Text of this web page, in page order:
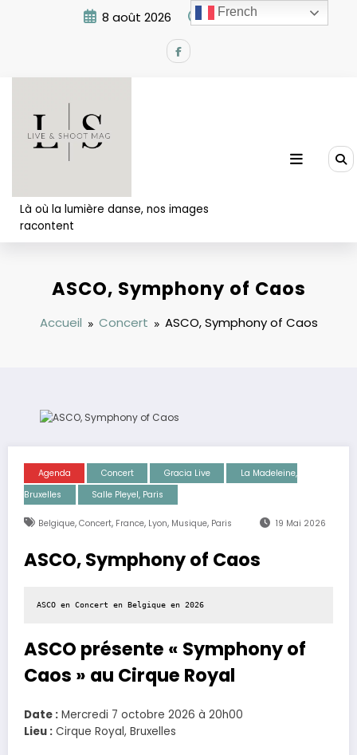
8 août 2026 3:54:06 PM
Là où la lumière danse, nos images
racontent
ASCO, Symphony of Caos
Accueil Concert ASCO, Symphony of Caos
Agenda Concert Gracia Live
La Madeleine,
Bruxelles
Salle Pleyel, Paris
Belgique, Concert, France, Lyon, Musique, Paris 19 Mai 2026
ASCO, Symphony of Caos
ASCO en Concert en Belgique en 2026
ASCO présente « Symphony of
Caos » au Cirque Royal
Date : Mercredi 7 octobre 2026 à 20h00
Lieu : Cirque Royal, Bruxelles
French